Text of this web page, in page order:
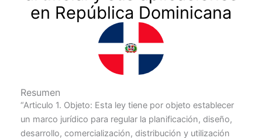
en República Dominicana
Resumen
“Articulo 1. Objeto: Esta ley tiene por objeto establecer
un marco jurídico para regular la planificación, diseño,
desarrollo, comercialización, distribución y utilización